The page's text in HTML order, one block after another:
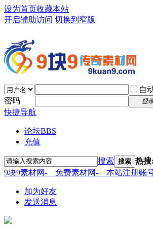
设为首页收藏本站
开启辅助访问 切换到窄版
自
密码
登
快捷导航
论坛BBS
充值
搜索 搜索 热搜:
9块9素材网-＿免费素材网-＿本站注册账
加为好友
发送消息